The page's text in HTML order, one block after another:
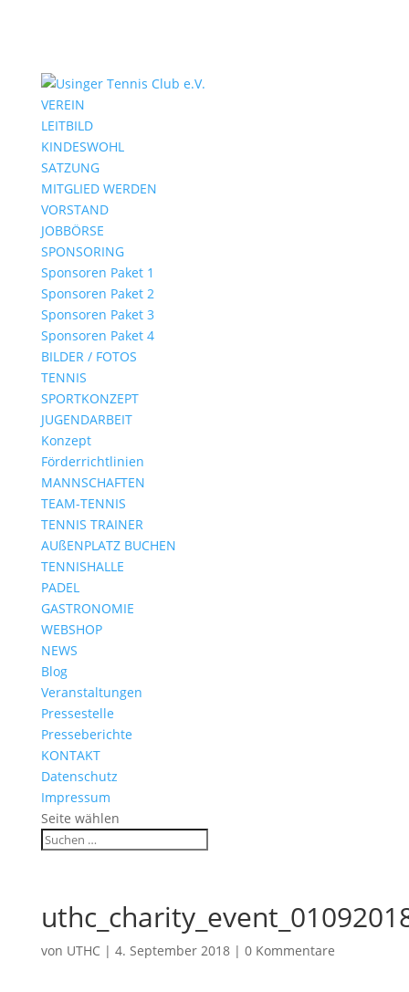
VEREIN
LEITBILD
KINDESWOHL
SATZUNG
MITGLIED WERDEN
VORSTAND
JOBBÖRSE
SPONSORING
Sponsoren Paket 1
Sponsoren Paket 2
Sponsoren Paket 3
Sponsoren Paket 4
BILDER / FOTOS
TENNIS
SPORTKONZEPT
JUGENDARBEIT
Konzept
Förderrichtlinien
MANNSCHAFTEN
TEAM-TENNIS
TENNIS TRAINER
AUßENPLATZ BUCHEN
TENNISHALLE
PADEL
GASTRONOMIE
WEBSHOP
NEWS
Blog
Veranstaltungen
Pressestelle
Presseberichte
KONTAKT
Datenschutz
Impressum
Seite wählen
von UTHC| 4. September 2018| 0 Kommentare